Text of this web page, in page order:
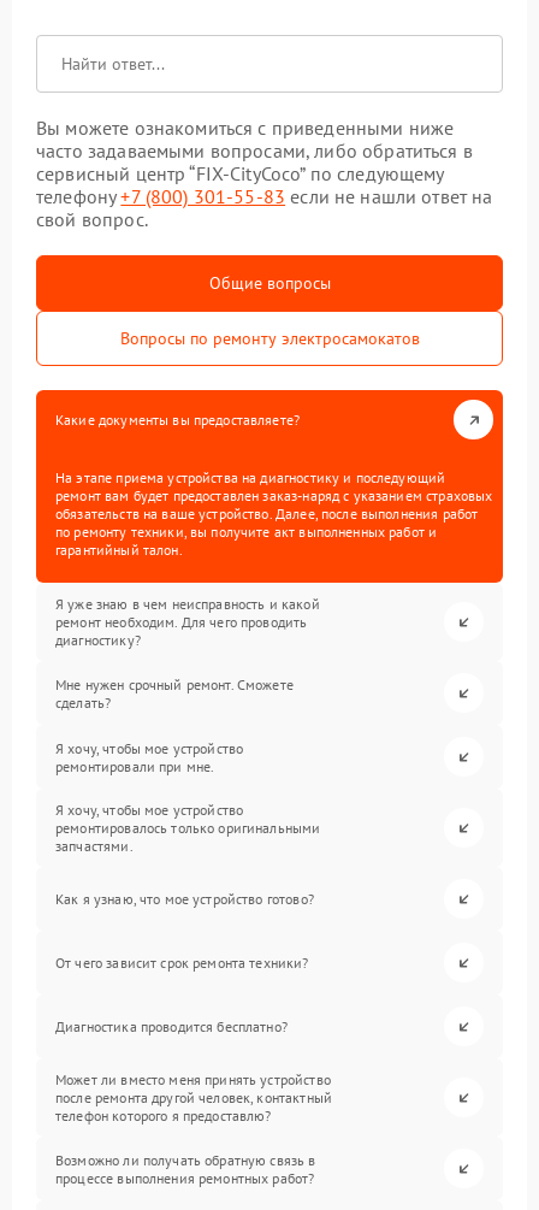
Вы можете ознакомиться с приведенными ниже
часто задаваемыми вопросами, либо обратиться в
сервисный центр “FIX-CityCoco” по следующему
телефону+7 (800) 301-55-83 если не нашли ответ на
свой вопрос.
Общие вопросы
Вопросы по ремонту электросамокатов
Какие документы вы предоставляете?
На этапе приема устройства на диагностику и последующий
ремонт вам будет предоставлен заказ-наряд с указанием страховых
обязательств на ваше устройство. Далее, после выполнения работ
по ремонту техники, вы получите акт выполненных работ и
гарантийный талон.
Я уже знаю в чем неисправность и какой
ремонт необходим. Для чего проводить
диагностику?
Мне нужен срочный ремонт. Сможете
сделать?
Я хочу, чтобы мое устройство
ремонтировали при мне.
Я хочу, чтобы мое устройство
ремонтировалось только оригинальными
запчастями.
Как я узнаю, что мое устройство готово?
От чего зависит срок ремонта техники?
Диагностика проводится бесплатно?
Может ли вместо меня принять устройство
после ремонта другой человек, контактный
телефон которого я предоставлю?
Возможно ли получать обратную связь в
процессе выполнения ремонтных работ?